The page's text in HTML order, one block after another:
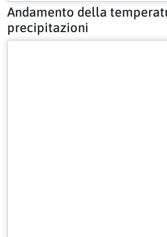
Andamento della
precipitazioni